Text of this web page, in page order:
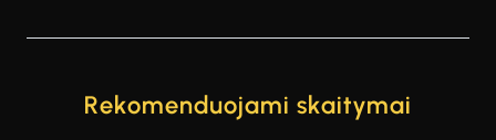
Rekomenduojami skaitymai